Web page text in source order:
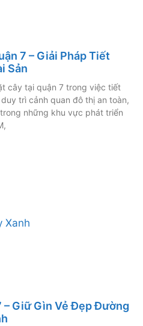
7 – Giải Pháp Tiết
Sản
cây tại quận 7 trong việc tiết
trì cảnh quan đô thị an toàn,
những khu vực phát triển
– Giữ Gìn Vẻ Đẹp Đường